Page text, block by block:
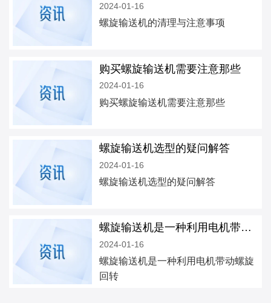
2024-01-16
螺旋输送机的清理与注意事项
购买螺旋输送机需要注意那些
2024-01-16
购买螺旋输送机需要注意那些
螺旋输送机选型的疑问解答
2024-01-16
螺旋输送机选型的疑问解答
螺旋输送机是一种利用电机带动螺旋回转
2024-01-16
螺旋输送机是一种利用电机带动螺旋
回转